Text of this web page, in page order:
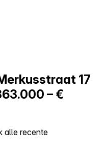
17
– €
alle recente